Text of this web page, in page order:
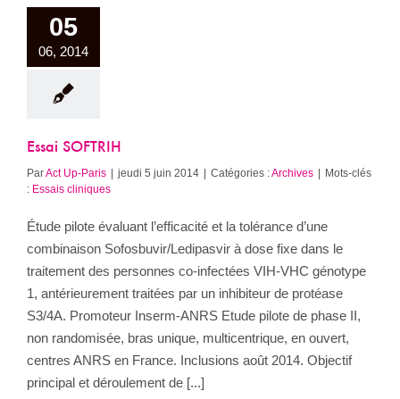
05
06, 2014
Essai SOFTRIH
ParAct Up-Paris | jeudi 5 juin 2014 | Catégories :Archives | Mots-clés
: Essais cliniques
Étude pilote évaluant l’efficacité et la tolérance d’une
combinaison Sofosbuvir/Ledipasvir à dose fixe dans le
traitement des personnes co-infectées VIH-VHC génotype
1, antérieurement traitées par un inhibiteur de protéase
S3/4A. Promoteur Inserm-ANRS Etude pilote de phase II,
non randomisée, bras unique, multicentrique, en ouvert,
centres ANRS en France. Inclusions août 2014. Objectif
principal et déroulement de [...]